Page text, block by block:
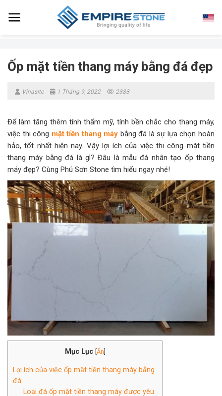
Ốp mặt tiền thang máy bằng đá đẹp
Vinasite 1 Tháng 9, 2022 2383
Để làm tăng thêm tính thẩm mỹ, tính bền chắc cho thang máy,
việc thi công mặt tiền thang máy bằng đá là sự lựa chọn hoàn
hảo, tốt nhất hiện nay. Vậy lợi ích của việc thi công mặt tiền
thang máy bằng đá là gì? Đâu là mẫu đá nhân tạo ốp thang
máy đẹp? Cùng Phú Sơn Stone tìm hiểu ngay nhé!
Mục Lục Ẩn
Lợi ích của việc ốp mặt tiền thang máy bằng
đá
Loại đá ốp mặt tiền thang máy được yêu